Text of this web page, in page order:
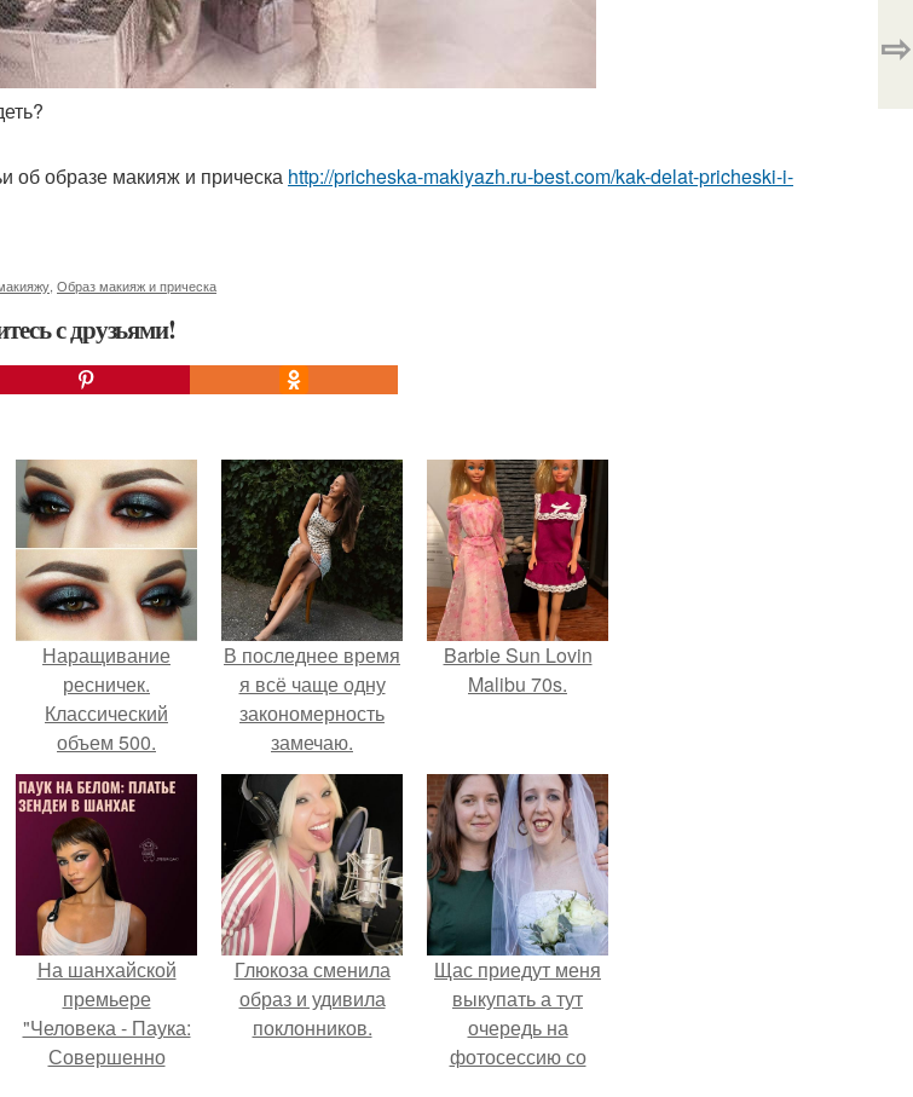
об образе макияж и прическа http://pricheska-makiyazh.ru-best.com/kak-delat-pricheski-i-
Образ макияж и прическа
с друзьями!
⇨
Наращивание
ресничек.
Классический
объем 500.
В последнее время
я всё чаще одну
закономерность
замечаю.
Barbie Sun Lovin
Malibu 70s.
На шанхайской
премьере
"Человека - Паука:
Совершенно
Глюкоза сменила
образ и удивила
поклонников.
Щас приедут меня
выкупать а тут
очередь на
фотосессию со